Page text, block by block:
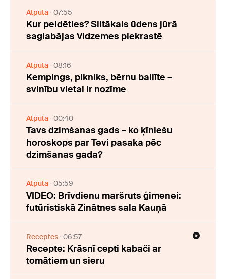
Atpūta 07:55
Kur peldēties? Siltākais ūdens jūrā
saglabājas Vidzemes piekrastē
Atpūta 08:16
Kempings, pikniks, bērnu ballīte –
svinību vietai ir nozīme
Atpūta 00:40
Tavs dzimšanas gads – ko ķīniešu
horoskops par Tevi pasaka pēc
dzimšanas gada?
Atpūta 05:59
VIDEO: Brīvdienu maršruts ģimenei:
futūristiskā Zinātnes sala Kauņā
Receptes 06:57
Recepte: Krāsnī cepti kabači ar
tomātiem un sieru